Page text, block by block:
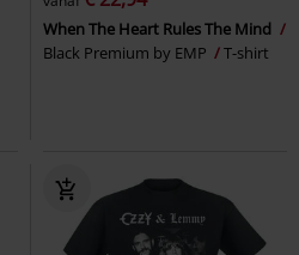
When The Heart Rules The Mind
Black Premium by EMP
T-shirt